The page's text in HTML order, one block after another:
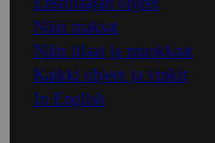
Näin maksat
Näin tilaat ja muokkaat
Kaikki ohjeet ja vinkit
In English